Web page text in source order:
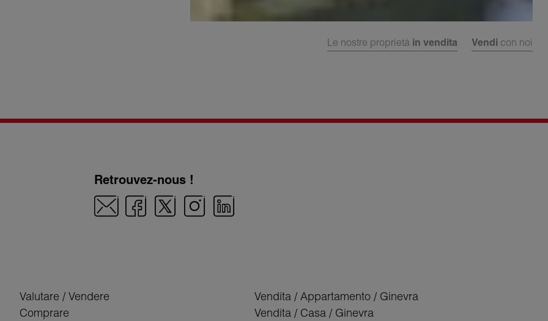
Le nostre proprietà in vendita Vendi con noi
Retrouvez-nous !
Valutare / Vendere
Comprare
Vendita / Appartamento / Ginevra
Vendita / Casa / Ginevra